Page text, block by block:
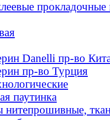
прокладочные
Danelli пр-во
пр-во Турция
паутинка
нитепрошивные,